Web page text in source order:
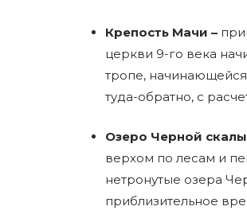
Крепость Мачи –
церкви 9-го века
тропе,
туда-обратно, с
Озеро Черной скалы
верхом по лесам и
нетронутые озера
приблизительное